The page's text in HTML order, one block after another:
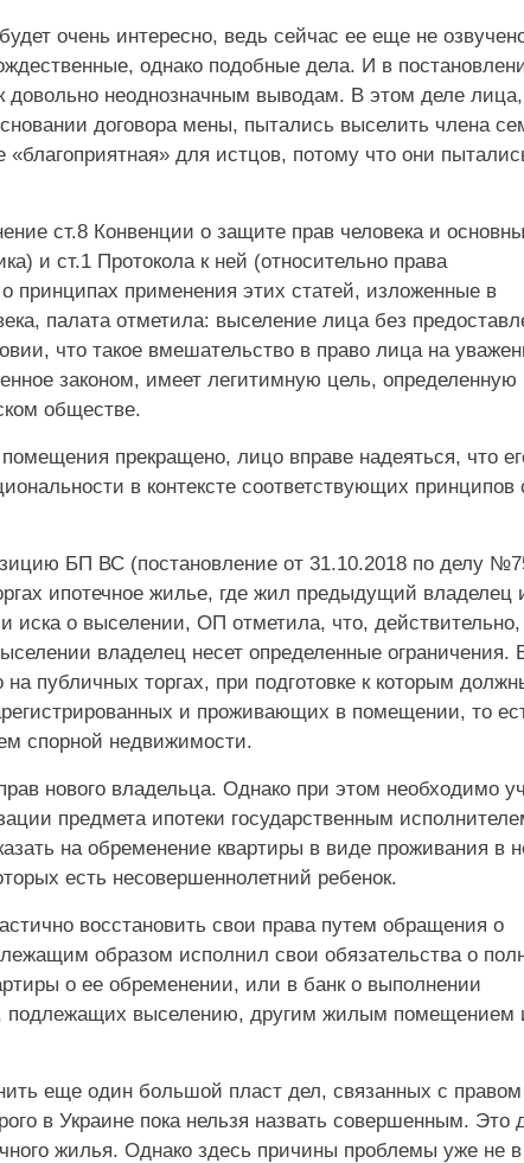
очень интересно, ведь сейчас ее еще не
однако подобные дела. И в
неоднозначным выводам. В этом деле лица,
договора мены, пытались выселить члена
для истцов, потому что они
ст.8 Конвенции о защите прав человека и
и ст.1 Протокола к ней (относительно права
принципах применения этих статей, изложенные в
палата отметила: выселение лица без
что такое вмешательство в право лица на
законом, имеет легитимную цель, определенную
обществе.
прекращено, лицо вправе надеяться, что
в контексте соответствующих принципов
БП ВС (постановление от 31.10.2018 по делу
ипотечное жилье, где жил предыдущий владелец
иска о выселении, ОП отметила, что, действительно,
владелец несет определенные ограничения.
публичных торгах, при подготовке к которым
и проживающих в помещении, то
спорной недвижимости.
нового владельца. Однако при этом необходимо
предмета ипотеки государственным
на обременение квартиры в виде проживания в
есть несовершеннолетний ребенок.
восстановить свои права путем обращения о
образом исполнил свои обязательства о
о ее обременении, или в банк о выполнении
подлежащих выселению, другим жилым помещением
еще один большой пласт дел, связанных с правом
в Украине пока нельзя назвать совершенным. Это
жилья. Однако здесь причины проблемы уже не в